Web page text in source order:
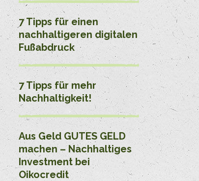
7 Tipps für einen
nachhaltigeren digitalen
Fußabdruck
7 Tipps für mehr
Nachhaltigkeit!
Aus Geld GUTES GELD
machen – Nachhaltiges
Investment bei
Oikocredit